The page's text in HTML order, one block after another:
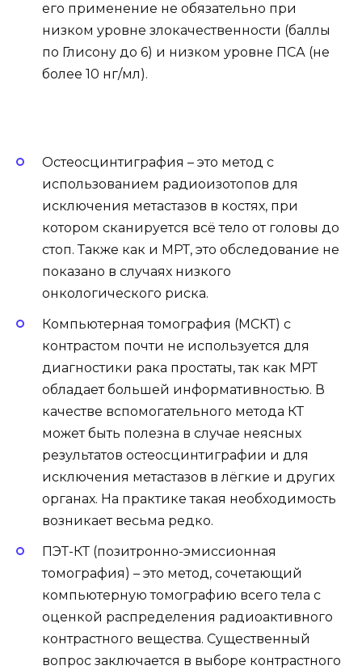
его применение не обязательно при
низком уровне злокачественности (баллы
по Глисону до 6) и низком уровне ПСА (не
более 10 нг/мл).
Остеосцинтиграфия – это метод с
использованием радиоизотопов для
исключения метастазов в костях, при
котором сканируется всё тело от головы до
стоп. Также как и МРТ, это обследование не
показано в случаях низкого
онкологического риска.
Компьютерная томография (МСКТ) с
контрастом почти не используется для
диагностики рака простаты, так как МРТ
обладает большей информативностью. В
качестве вспомогательного метода КТ
может быть полезна в случае неясных
результатов остеосцинтиграфии и для
исключения метастазов в лёгкие и других
органах. На практике такая необходимость
возникает весьма редко.
ПЭТ-КТ (позитронно-эмиссионная
томография) – это метод, сочетающий
компьютерную томографию всего тела с
оценкой распределения радиоактивного
контрастного вещества. Существенный
вопрос заключается в выборе контрастного